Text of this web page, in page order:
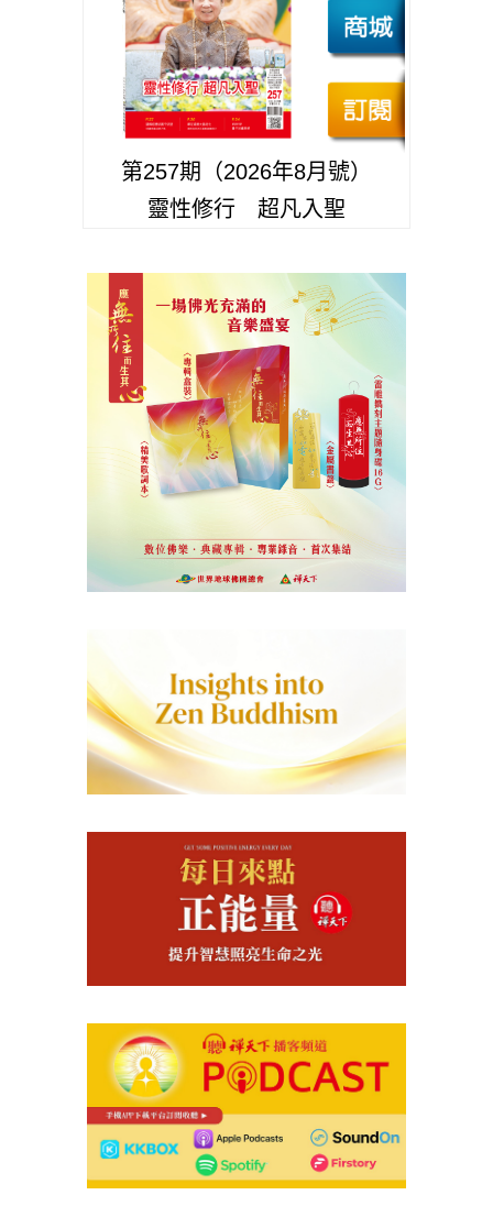
第257期（2026年8月號）
靈性修行 超凡入聖